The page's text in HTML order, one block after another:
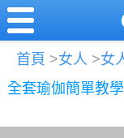
首頁 >女人 >女
全套瑜伽簡單教